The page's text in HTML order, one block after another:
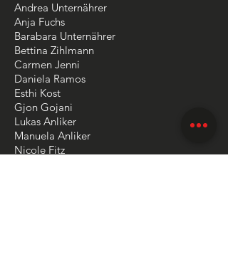
Andrea Unternährer
Anja Fuchs
Barabara Unternährer
Bettina Zihlmann
Carmen Jenni
Daniela Ramos
Esthi Kost
Gjon Gojani
Lukas Anliker
Manuela Anliker
Nicole Fitz